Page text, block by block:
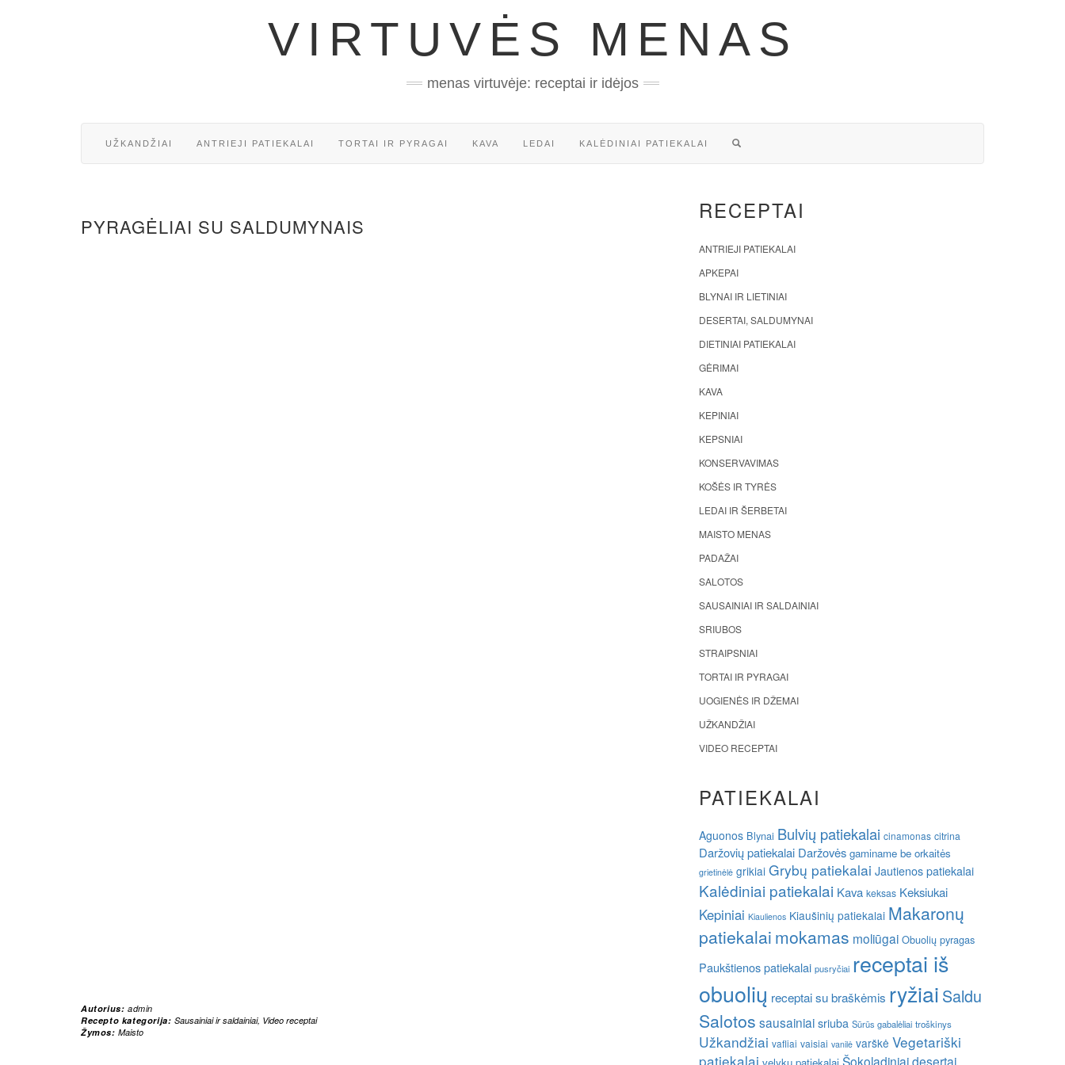
VIRTUVĖS MENAS
menas virtuvėje: receptai ir idėjos
UŽKANDŽIAI ANTRIEJI PATIEKALAI TORTAI IR PYRAGAI KAVA LEDAI KALĖDINIAI PATIEKALAI
PYRAGĖLIAI SU SALDUMYNAIS
Autorius: admin
Recepto kategorija: Sausainiai ir saldainiai, Video receptai
Žymos:Maisto
RECEPTAI
ANTRIEJI PATIEKALAI
APKEPAI
BLYNAI IR LIETINIAI
DESERTAI, SALDUMYNAI
DIETINIAI PATIEKALAI
GĖRIMAI
KAVA
KEPINIAI
KEPSNIAI
KONSERVAVIMAS
KOŠĖS IR TYRĖS
LEDAI IR ŠERBETAI
MAISTO MENAS
PADAŽAI
SALOTOS
SAUSAINIAI IR SALDAINIAI
SRIUBOS
STRAIPSNIAI
TORTAI IR PYRAGAI
UOGIENĖS IR DŽEMAI
UŽKANDŽIAI
VIDEO RECEPTAI
PATIEKALAI
Aguonos Blynai Bulvių patiekalai cinamonas citrina
Daržovių patiekalai Daržovės gaminame be orkaitės
grietinėlė grikiai Grybų patiekalai Jautienos patiekalai
Kalėdiniai patiekalai Kava keksas Keksiukai
Kepiniai Kiaulienos Kiaušinių patiekalai Makaronų
patiekalai mokamas moliūgai Obuolių pyragas
Paukštienos patiekalai pusryčiai receptai iš
obuolių receptai su braškėmis ryžiai Saldu
Salotos sausainiai sriuba Sūrūs gabalėliai troškinys
Užkandžiai vafliai vaisiai vanilė varškė Vegetariški
patiekalai
Šokoladiniai desertai